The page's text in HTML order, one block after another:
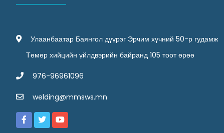
Улаанбаатар Баянгол дүүрэг Эрчим хүчний 50-р гудамж
Төмөр хийцийн үйлдвэрийн байранд 105 тоот өрөө
976-96961096
welding@mmsws.mn